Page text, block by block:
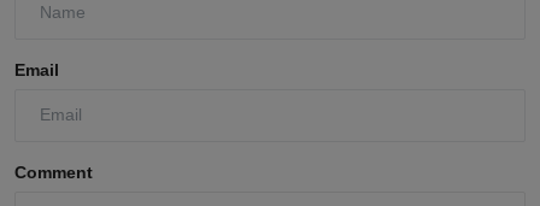
Email
Comment